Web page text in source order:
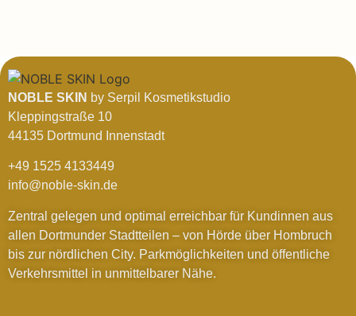
NOBLE SKIN by Serpil Kosmetikstudio
Kleppingstraße 10
44135 Dortmund Innenstadt
+49 1525 4133449
info@noble-skin.de
Zentral gelegen und optimal erreichbar für Kundinnen aus
allen Dortmunder Stadtteilen – von Hörde über Hombruch
bis zur nördlichen City. Parkmöglichkeiten und öffentliche
Verkehrsmittel in unmittelbarer Nähe.